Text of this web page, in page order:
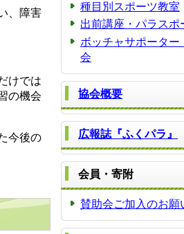
、障害
けでは
の機会
今後の
種目別スポーツ教室
出前講座・パラスポ
ボッチャサポーター
会
協会概要
広報誌『ふくパラ』
会員・寄附
賛助会ご加入のお願